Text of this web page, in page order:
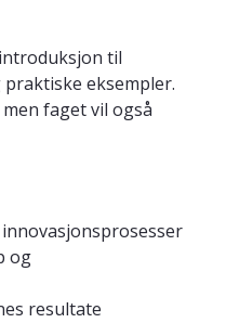
til
eksempler.
faget vil også
og
resultate